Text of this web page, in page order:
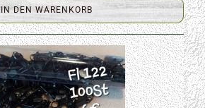
IN DEN WARENKORB